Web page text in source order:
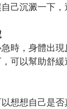
己沉澱一下
時，身體出
可以幫助舒緩
想想自己是